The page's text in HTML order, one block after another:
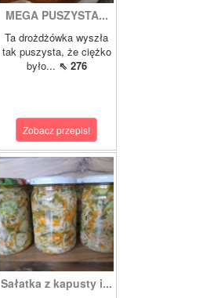
MEGA PUSZYSTA...
Ta drożdżówka wyszła
tak puszysta, że ciężko
było... ⇖ 276
Zobacz przepis!
Sałatka z kapusty i...